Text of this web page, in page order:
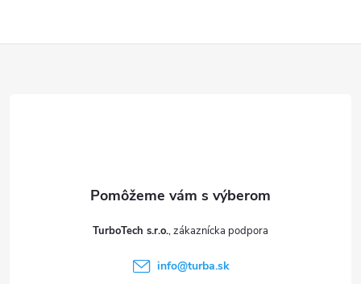
TurboTech s.r.o.
info@turba.sk